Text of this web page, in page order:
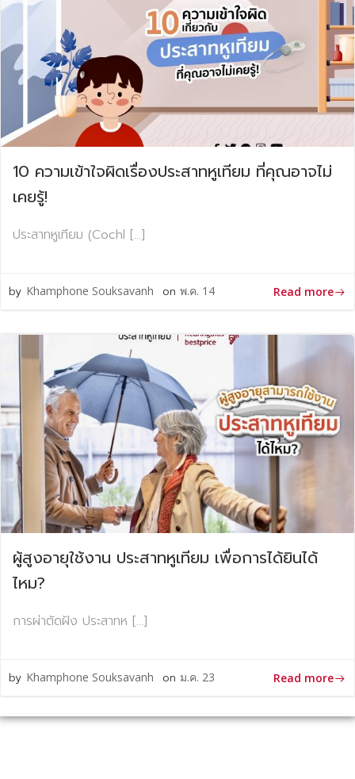
10 ความเข้าใจผิดเรื่องประสาทหูเทียม ที่คุณอาจไม่
เคยรู้!
ประสาทหูเทียม (Cochl […]
by Khamphone Souksavanh on พ.ค. 14 Read more
ผู้สูงอายุใช้งาน ประสาทหูเทียม เพื่อการได้ยินได้
ไหม?
การผ่าตัดฝัง ประสาทห […]
by Khamphone Souksavanh on ม.ค. 23 Read more